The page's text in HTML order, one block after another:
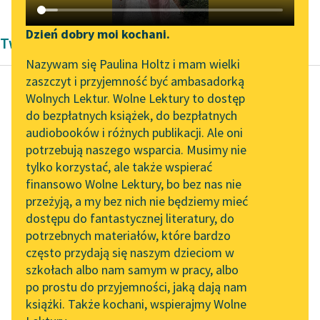
Katalog DAISY
Podkasty o książkach
Zgłoś brak utworu
Aktualności
„Prokurator Alicja Horn”
do słuchania
Byliśmy częścią AI Impact
Lab
Zapraszamy na spotkanie
online z tłumaczkami
literatury skandynawskiej
Spotkanie z Katarzyną
Tunkiel w Oslo
102. lata temu zmarł
Joseph Conrad
Narzędzia
Mapa Wolnych Lektur
Leśmianator
Przewodnik dla piszących i
czytających
API
OAI-PMH
Widget Wolnych Lektur
Przypisy
Dzień dobry moi kochani.
Nazywam się Paulina Holtz i mam wielki
zaszczyt i przyjemność być ambasadorką
Wolnych Lektur. Wolne Lektury to dostęp
do bezpłatnych książek, do bezpłatnych
audiobooków i różnych publikacji. Ale oni
potrzebują naszego wsparcia. Musimy nie
tylko korzystać, ale także wspierać
finansowo Wolne Lektury, bo bez nas nie
przeżyją, a my bez nich nie będziemy mieć
dostępu do fantastycznej literatury, do
potrzebnych materiałów, które bardzo
często przydają się naszym dzieciom w
szkołach albo nam samym w pracy, albo
po prostu do przyjemności, jaką dają nam
książki. Także kochani, wspierajmy Wolne
Twórczość Henryka Sienkiewicza
Henryk Sienkiewicz
Potop, tom trzeci
— Nie tylkom tamtej
nie odzyskał, ale
jeszcze i drugą
Bogusław mi porwał.
— Czysty Turek! jak...
Czytaj więcej